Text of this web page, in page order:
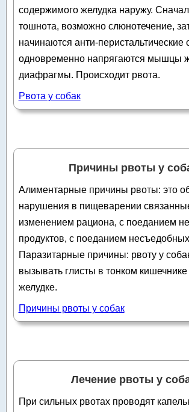
содержимого желудка наружу.
тошнота, возможно слюнотечение,
начинаются анти-перистальтические
одновременно напрягаются мышцы
диафрагмы. Происходит рвота.
Рвота у собак
Причины рвоты у
Алиментарные причины рвоты: это
нарушения в пищеварении
изменением рациона, с поеданием
продуктов, с поеданием
Паразитарные причины: рвоту у
вызывать глисты в тонком кишечнике
желудке.
Причины рвоты у собак
Лечение рвоты у
При сильных рвотах проводят